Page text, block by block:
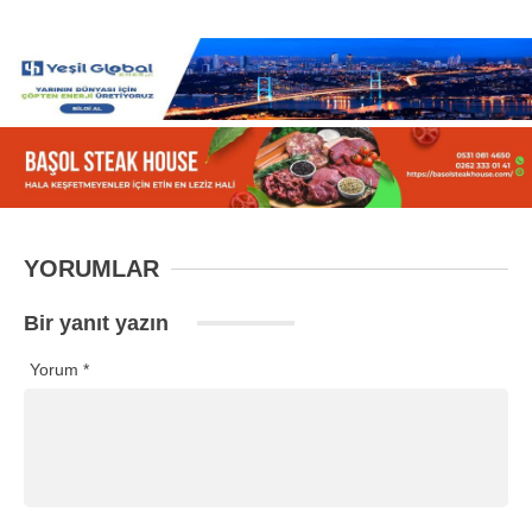
YORUMLAR
Bir yanıt yazın
Yorum *